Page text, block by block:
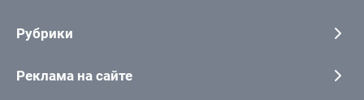
Рубрики
Реклама на сайте